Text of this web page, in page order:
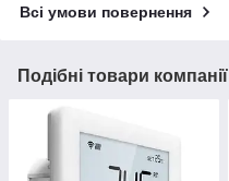
Всі умови повернення
Подібні товари компанії